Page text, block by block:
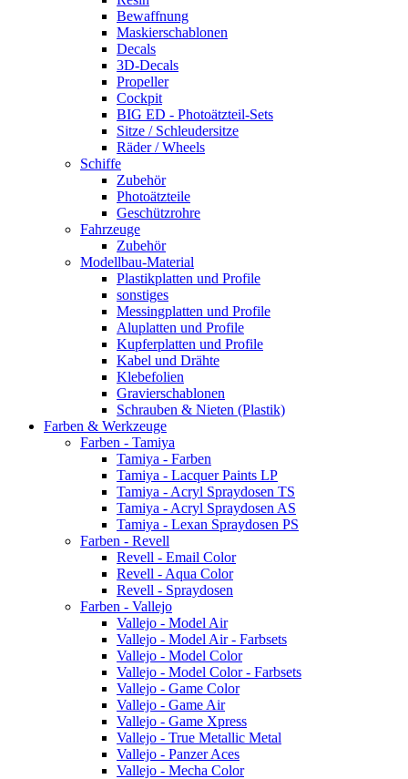
Bewaffnung
Maskierschablonen
Decals
3D-Decals
Propeller
Cockpit
BIG ED - Photoätzteil-Sets
Sitze / Schleudersitze
Räder / Wheels
Schiffe
Zubehör
Photoätzteile
Geschützrohre
Fahrzeuge
Zubehör
Modellbau-Material
Plastikplatten und Profile
sonstiges
Messingplatten und Profile
Aluplatten und Profile
Kupferplatten und Profile
Kabel und Drähte
Klebefolien
Gravierschablonen
Schrauben & Nieten (Plastik)
Farben & Werkzeuge
Farben - Tamiya
Tamiya - Farben
Tamiya - Lacquer Paints LP
Tamiya - Acryl Spraydosen TS
Tamiya - Acryl Spraydosen AS
Tamiya - Lexan Spraydosen PS
Farben - Revell
Revell - Email Color
Revell - Aqua Color
Revell - Spraydosen
Farben - Vallejo
Vallejo - Model Air
Vallejo - Model Air - Farbsets
Vallejo - Model Color
Vallejo - Model Color - Farbsets
Vallejo - Game Color
Vallejo - Game Air
Vallejo - Game Xpress
Vallejo - True Metallic Metal
Vallejo - Panzer Aces
Vallejo - Mecha Color